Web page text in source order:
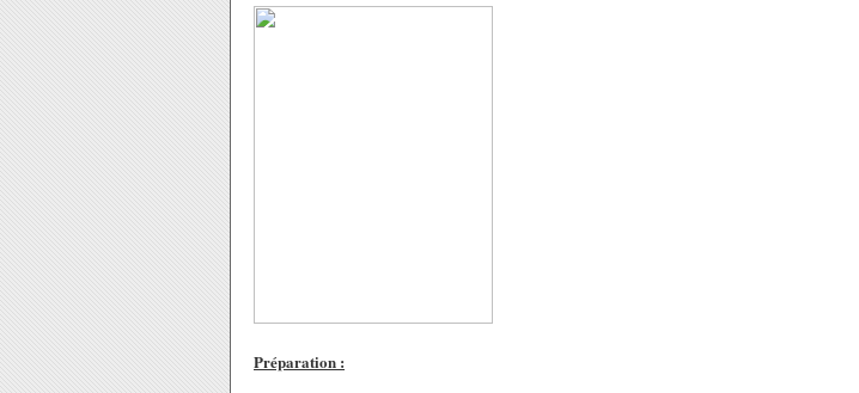
Préparation :